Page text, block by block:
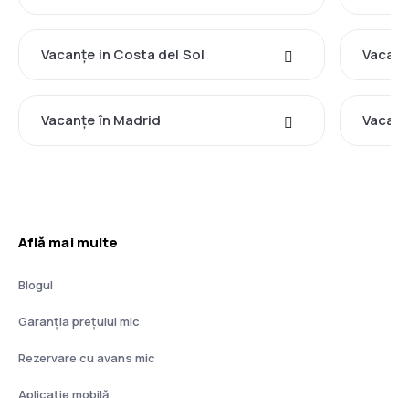
Vacanţe in Costa del Sol
Vacanţe în Madrid
Află mai multe
Blogul
Garanția prețului mic
Rezervare cu avans mic
Aplicație mobilă